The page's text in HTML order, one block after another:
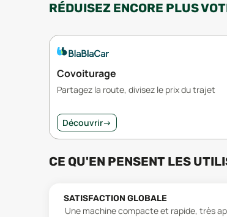
RÉDUISEZ ENCORE PLUS
Covoiturage
Partagez la route, divisez le prix du trajet
Découvrir→
CE QU'EN PENSENT LES
SATISFACTION GLOBALE
Une machine compacte et rapide, très